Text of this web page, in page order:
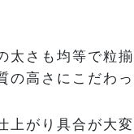
さも均等で粒
の高さにこだわ
がり具合が大